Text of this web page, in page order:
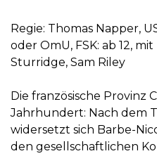
Regie: Thomas Napper,
oder OmU, FSK: ab 12,
Sturridge, Sam Riley
Die französische Provinz
Jahrhundert: Nach dem
widersetzt sich Barbe-
den gesellschaftlichen